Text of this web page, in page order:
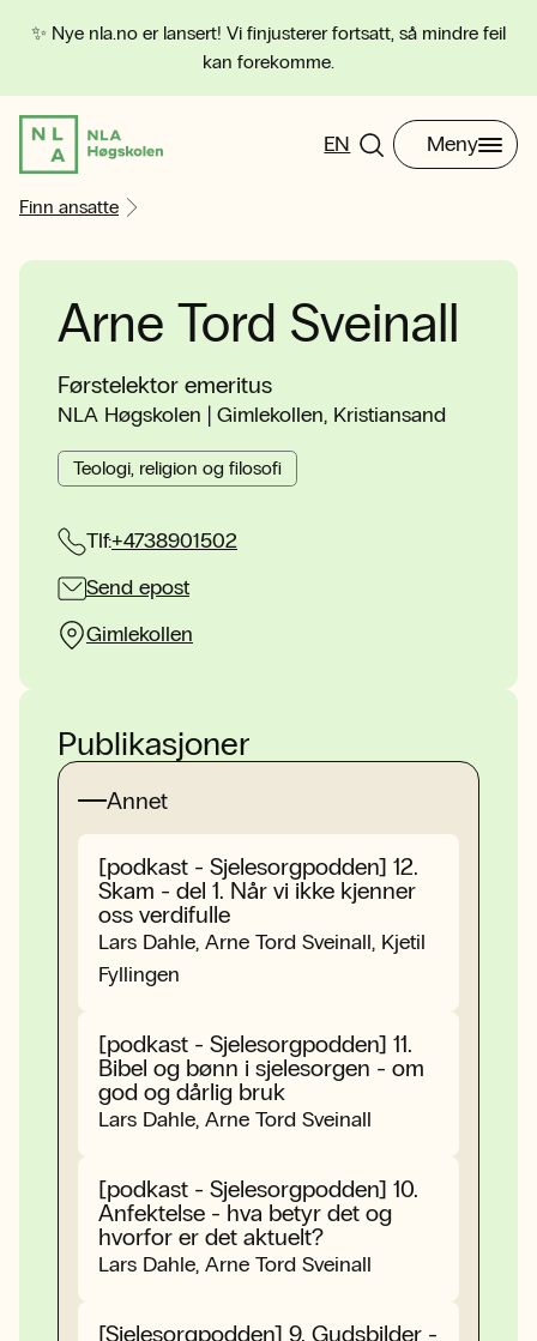
✨ Nye nla.no er lansert! Vi finjusterer fortsatt, så mindre feil
kan forekomme.
EN Meny
Finn ansatte
Arne Tord Sveinall
Førstelektor emeritus
NLA Høgskolen | Gimlekollen, Kristiansand
Teologi, religion og filosofi
Tlf:+4738901502
Send epost
Gimlekollen
Publikasjoner
Annet
[podkast - Sjelesorgpodden] 12.
Skam - del 1. Når vi ikke kjenner
oss verdifulle
Lars Dahle, Arne Tord Sveinall, Kjetil
Fyllingen
[podkast - Sjelesorgpodden] 11.
Bibel og bønn i sjelesorgen - om
god og dårlig bruk
Lars Dahle, Arne Tord Sveinall
[podkast - Sjelesorgpodden] 10.
Anfektelse - hva betyr det og
hvorfor er det aktuelt?
Lars Dahle, Arne Tord Sveinall
[Sjelesorgpodden] 9. Gudsbilder -